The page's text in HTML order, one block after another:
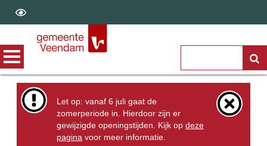
Let op: vanaf 6 juli gaat de
zomerperiode in. Hierdoor zijn er
gewijzigde openingstijden. Kijk opdeze
pagina voor meer informatie.